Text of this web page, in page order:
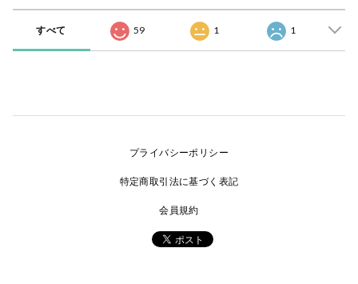
すべて 59 1 1
プライバシーポリシー
特定商取引法に基づく表記
会員規約